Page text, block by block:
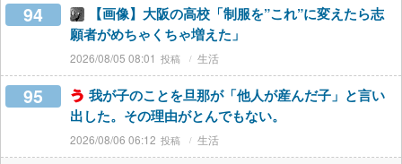
94
【画像】大阪の高校「制服を”これ”に変えたら志
願者がめちゃくちゃ増えた」
2026/08/05 08:01 生活
95
我が子のことを旦那が「他人が産んだ子」と言い
出した。その理由がとんでもない。
2026/08/06 06:12 生活